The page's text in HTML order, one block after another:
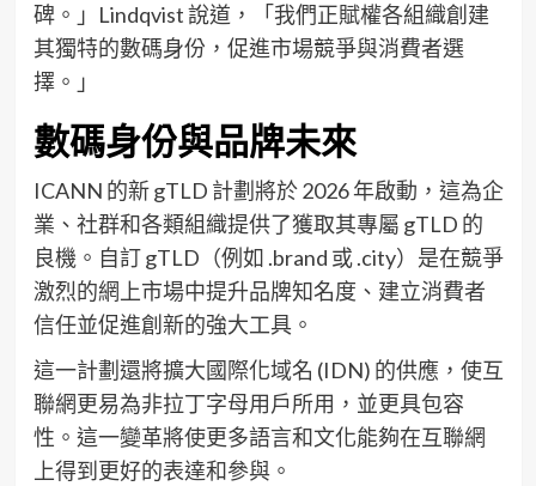
碑。」Lindqvist 說道，「我們正賦權各組織創建
其獨特的數碼身份，促進市場競爭與消費者選
擇。」
數碼身份與品牌未來
ICANN 的新 gTLD 計劃將於 2026 年啟動，這為企
業、社群和各類組織提供了獲取其專屬 gTLD 的
良機。自訂 gTLD（例如 .brand 或 .city）是在競爭
激烈的網上市場中提升品牌知名度、建立消費者
信任並促進創新的強大工具。
這一計劃還將擴大國際化域名 (IDN) 的供應，使互
聯網更易為非拉丁字母用戶所用，並更具包容
性。這一變革將使更多語言和文化能夠在互聯網
上得到更好的表達和參與。